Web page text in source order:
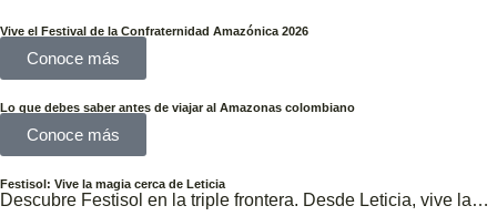
Vive el Festival de la Confraternidad Amazónica 2026
Conoce más
Lo que debes saber antes de viajar al Amazonas colombiano
Conoce más
Festisol: Vive la magia cerca de Leticia
Descubre Festisol en la triple frontera. Desde Leticia, vive la…